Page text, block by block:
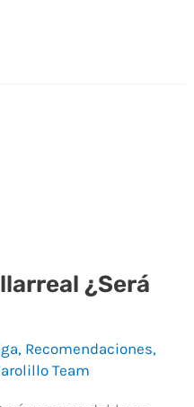
¿Será
, Recomendaciones,
Team